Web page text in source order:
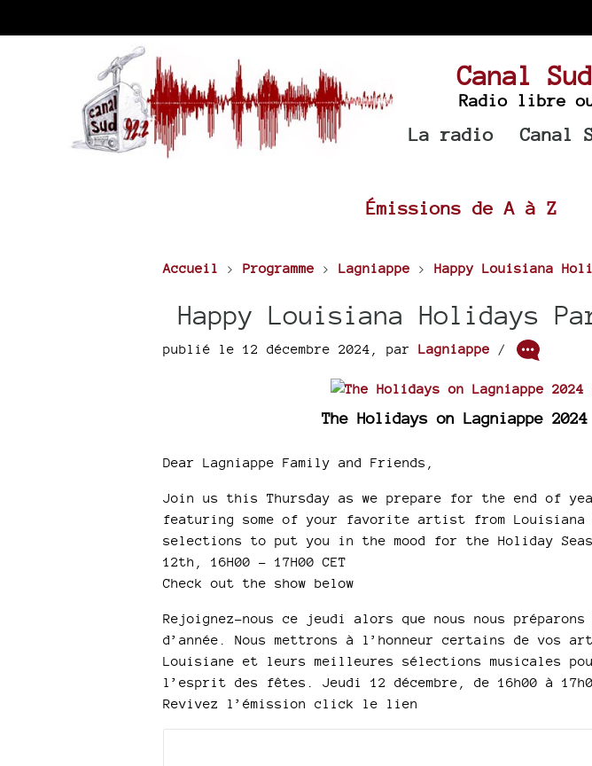
Canal Sud
Radio libre
La radio Canal
Émissions de A à Z
Accueil > Programme > Lagniappe > Happy Louisiana
Happy Louisiana Holidays
publié le 12 décembre 2024 par Lagniappe /
The Holidays on Lagniappe
Dear Lagniappe Family and Friends,
Join us this Thursday as we prepare for the end of
featuring some of your favorite artist from Louisiana
selections to put you in the mood for the Holiday
12th, 16H00 - 17H00 CET
Check out the show below
Rejoignez-nous ce jeudi alors que nous nous
d’année. Nous mettrons à l’honneur certains de vos
Louisiane et leurs meilleures sélections musicales
l’esprit des fêtes. Jeudi 12 décembre, de 16h00 à
Revivez l’émission click le lien